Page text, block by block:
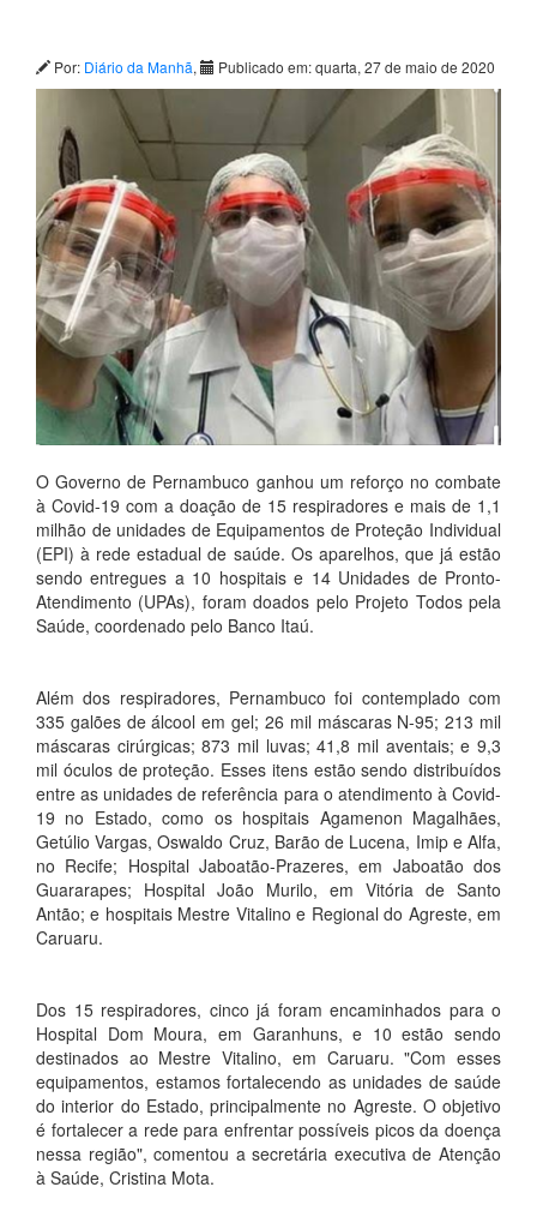
Por: Diário da Manhã, Publicado em: quarta, 27 de maio de 2020
O Governo de Pernambuco ganhou um reforço no combate
à Covid-19 com a doação de 15 respiradores e mais de 1,1
milhão de unidades de Equipamentos de Proteção Individual
(EPI) à rede estadual de saúde. Os aparelhos, que já estão
sendo entregues a 10 hospitais e 14 Unidades de Pronto-
Atendimento (UPAs), foram doados pelo Projeto Todos pela
Saúde, coordenado pelo Banco Itaú.
Além dos respiradores, Pernambuco foi contemplado com
335 galões de álcool em gel; 26 mil máscaras N-95; 213 mil
máscaras cirúrgicas; 873 mil luvas; 41,8 mil aventais; e 9,3
mil óculos de proteção. Esses itens estão sendo distribuídos
entre as unidades de referência para o atendimento à Covid-
19 no Estado, como os hospitais Agamenon Magalhães,
Getúlio Vargas, Oswaldo Cruz, Barão de Lucena, Imip e Alfa,
no Recife; Hospital Jaboatão-Prazeres, em Jaboatão dos
Guararapes; Hospital João Murilo, em Vitória de Santo
Antão; e hospitais Mestre Vitalino e Regional do Agreste, em
Caruaru.
Dos 15 respiradores, cinco já foram encaminhados para o
Hospital Dom Moura, em Garanhuns, e 10 estão sendo
destinados ao Mestre Vitalino, em Caruaru. "Com esses
equipamentos, estamos fortalecendo as unidades de saúde
do interior do Estado, principalmente no Agreste. O objetivo
é fortalecer a rede para enfrentar possíveis picos da doença
nessa região", comentou a secretária executiva de Atenção
à Saúde, Cristina Mota.